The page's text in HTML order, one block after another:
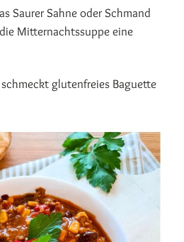
Saurer Sahne oder Schmand
Mitternachtssuppe eine
schmeckt glutenfreies Baguette